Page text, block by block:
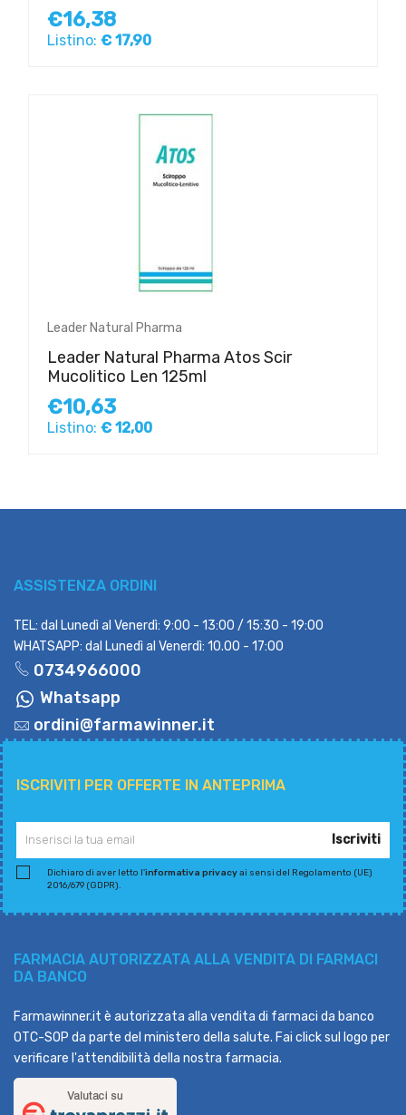
€16,38
Listino: € 17,90
Leader Natural Pharma
Leader Natural Pharma Atos Scir
Mucolitico Len 125ml
€10,63
Listino: € 12,00
ASSISTENZA ORDINI
TEL: dal Lunedì al Venerdì: 9:00 - 13:00 / 15:30 - 19:00
WHATSAPP: dal Lunedì al Venerdì: 10.00 - 17:00
0734966000
Whatsapp
ordini@farmawinner.it
ISCRIVITI PER OFFERTE IN ANTEPRIMA
Iscriviti
Dichiaro di aver letto l'informativa privacyai sensi del Regolamento (UE)
2016/679 (GDPR).
FARMACIA AUTORIZZATA ALLA VENDITA DI FARMACI
DA BANCO
Farmawinner.it è autorizzata alla vendita di farmaci da banco
OTC-SOP da parte del ministero della salute. Fai click sul logo per
verificare l'attendibilità della nostra farmacia.